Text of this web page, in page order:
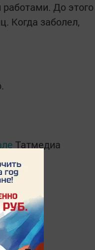
До этого
Когда заболел,
Татмедиа
MАХ: